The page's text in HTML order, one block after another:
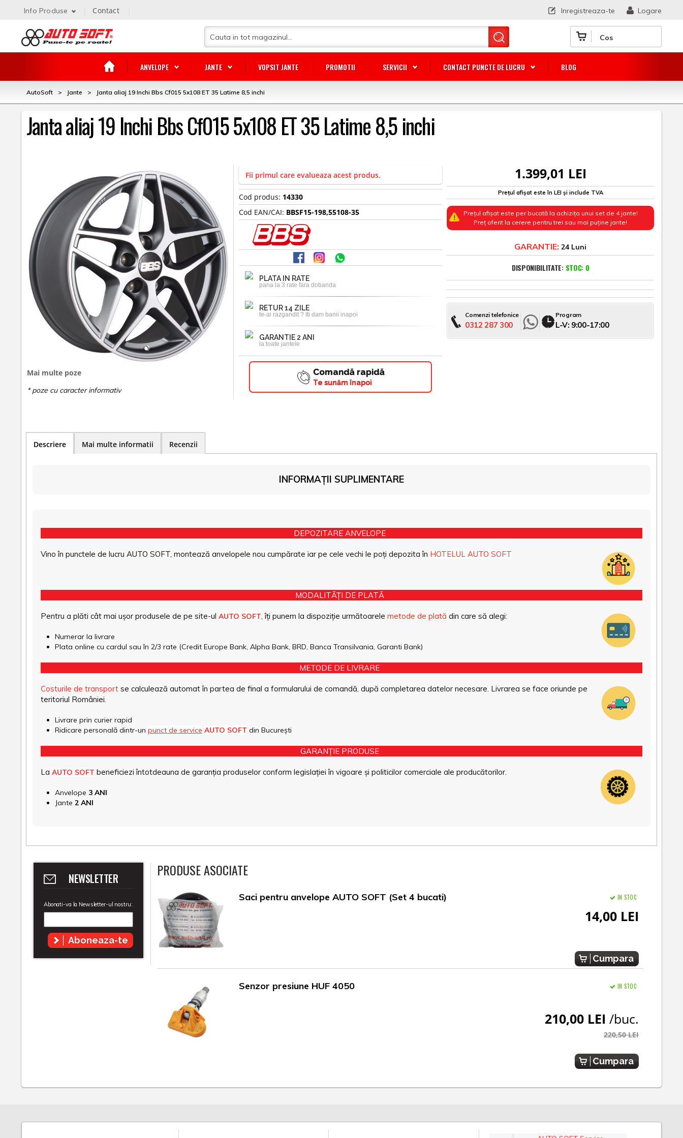
Cos
ANVELOPE JANTE VOPSIT JANTE PROMOTII SERVICII CONTACT PUNCTE DE LUCRU BLOG
Logare
Inregistreaza-te
Info Produse Contact
AutoSoft > Jante > Janta aliaj 19 Inchi Bbs Cf015 5x108 ET 35 Latime 8,5 inchi
Janta aliaj 19 Inchi Bbs Cf015 5x108 ET 35 Latime 8,5 inchi
Mai multe poze
Fii primul care evalueaza acest produs.
Cod produs: 14330
Cod EAN/CAI: BBSF15-198,55108-35
PLATA IN RATE
pana la 3 rate fara dobanda
RETUR 14 ZILE
te-ai razgandit ? Iti dam banii inapoi
GARANTIE 2 ANI
la toate jantele
Comandă rapidă
Te sunăm înapoi
1.399,01 LEI
Prețul afișat este în LEI și include TVA
Prețul afișat este per bucată la achizița unui set de 4 jante!
Preț oferit la cerere pentru trei sau mai puține jante!
GARANTIE: 24 Luni
DISPONIBILITATE: STOC: 0
Comenzi telefonice
0312 287 300
Program
L-V: 9:00-17:00
Descriere Mai multe informatii Recenzii
INFORMAȚII SUPLIMENTARE
DEPOZITARE ANVELOPE
Vino în punctele de lucru AUTO SOFT, montează anvelopele nou cumpărate iar pe cele vechi le poți depozita în HOTELUL AUTO SOFT
MODALITĂȚI DE PLATĂ
Pentru a plăti cât mai ușor produsele de pe site-ul AUTO SOFT, îți punem la dispoziție următoarele metode de plată din care să alegi:
Numerar la livrare
Plata online cu cardul sau în 2/3 rate (Credit Europe Bank, Alpha Bank, BRD, Banca Transilvania, Garanti Bank)
METODE DE LIVRARE
Costurile de transport se calculează automat în partea de final a formularului de comandă, după completarea datelor necesare. Livrarea se face oriunde pe
teritoriul României.
Livrare prin curier rapid
Ridicare personală dintr-un punct de service AUTO SOFT din București
GARANȚIE PRODUSE
La AUTO SOFT beneficiezi întotdeauna de garanția produselor conform legislației în vigoare și politicilor comerciale ale producătorilor.
Anvelope 3 ANI
Jante 2 ANI
NEWSLETTER
Abonati-va la Newsletter-ul nostru:
Aboneaza-te
PRODUSE ASOCIATE
Saci pentru anvelope AUTO SOFT (Set 4 bucati) IN STOC
14,00 LEI
Cumpara
Senzor presiune HUF 4050 IN STOC
210,00 LEI /buc.
220,50 LEI
Cumpara